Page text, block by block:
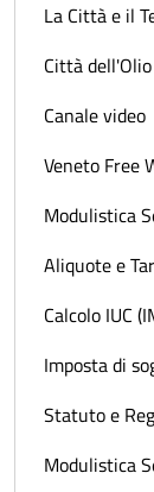
La Città e il
Città dell'Olio
Canale video
Veneto Free
Modulistica
Aliquote e
Calcolo IUC
Imposta di
Statuto e
Modulistica